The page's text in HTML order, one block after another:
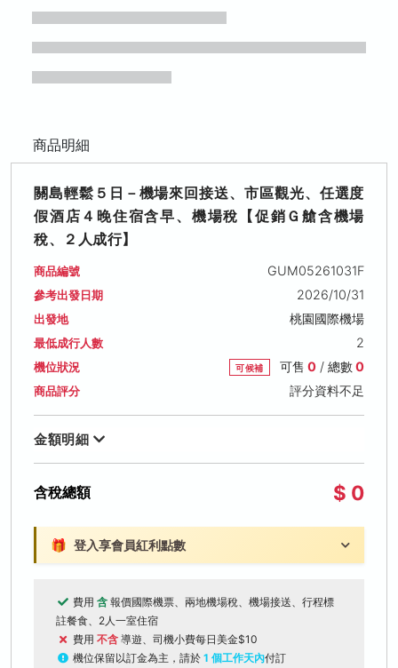
商品明細
關島輕鬆５日－機場來回接送、市區觀光、任選度
假酒店４晚住宿含早、機場稅【促銷Ｇ艙含機場
稅、２人成行】
商品編號 GUM05261031F
參考出發日期 2026/10/31
出發地 桃園國際機場
最低成行人數 2
機位狀況 可候補 可售 0/ 總數0
商品評分 評分資料不足
金額明細
含稅總額 $ 0
🎁 登入享會員紅利點數
費用 含 報價國際機票、兩地機場稅、機場接送、行程標
註餐食、2人一室住宿
費用 不含 導遊、司機小費每日美金$10
機位保留以訂金為主，請於 1 個工作天內付訂